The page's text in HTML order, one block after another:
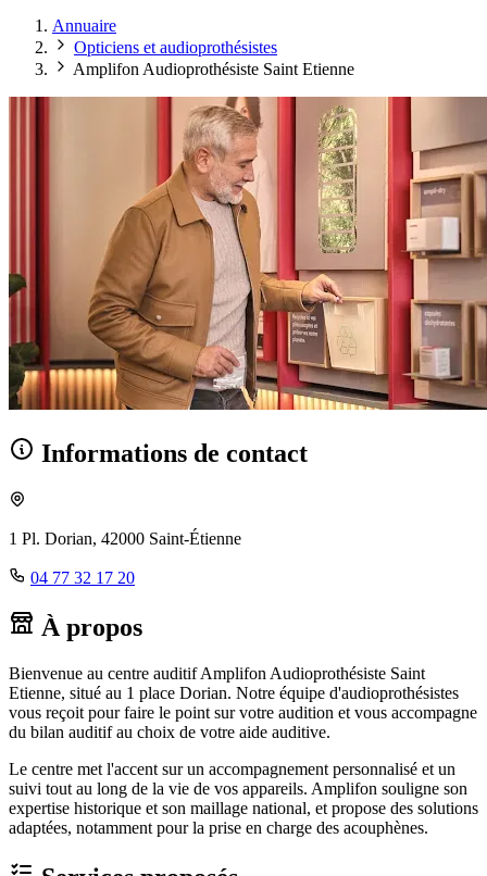
Annuaire
Opticiens et audioprothésistes
Amplifon Audioprothésiste Saint Etienne
Informations de contact
1 Pl. Dorian, 42000 Saint-Étienne
04 77 32 17 20
À propos
Bienvenue au centre auditif Amplifon Audioprothésiste Saint
Etienne, situé au 1 place Dorian. Notre équipe d'audioprothésistes
vous reçoit pour faire le point sur votre audition et vous accompagne
du bilan auditif au choix de votre aide auditive.
Le centre met l'accent sur un accompagnement personnalisé et un
suivi tout au long de la vie de vos appareils. Amplifon souligne son
expertise historique et son maillage national, et propose des solutions
adaptées, notamment pour la prise en charge des acouphènes.